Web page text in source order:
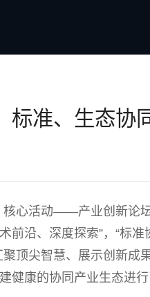
标准、生态协
核心活动——产业创新论
前沿、深度探索”，“标准
顶尖智慧、展示创新成
健康的协同产业生态进